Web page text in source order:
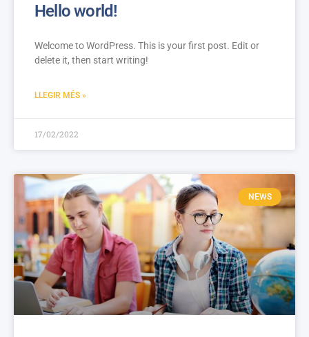
Hello world!
Welcome to WordPress. This is your first post. Edit or
delete it, then start writing!
LLEGIR MÉS »
17/02/2022
NEWS